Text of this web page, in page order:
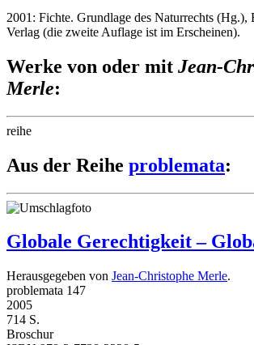
2001: Fichte. Grundlage des Naturrechts
Verlag (die zweite Auflage ist im Erscheinen).
Werke von oder mit Jean-
Merle:
reihe
Aus der Reihe problemata:
Globale Gerechtigkeit –
Herausgegeben von Jean-Christophe Merle.
problemata 147
2005
714 S.
Broschur